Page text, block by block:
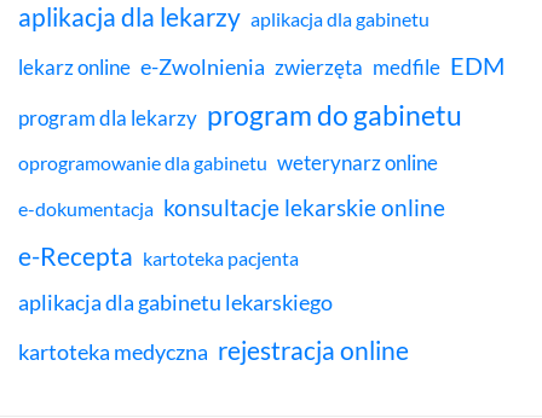
aplikacja dla lekarzy aplikacja dla gabinetu
lekarz online e-Zwolnienia zwierzęta medfile EDM
program dla lekarzy program do gabinetu
oprogramowanie dla gabinetu weterynarz online
e-dokumentacja konsultacje lekarskie online
e-Recepta kartoteka pacjenta
aplikacja dla gabinetu lekarskiego
kartoteka medyczna rejestracja online